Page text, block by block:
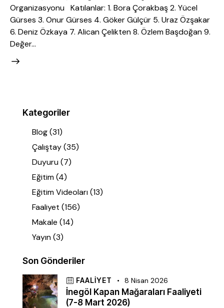
Organizasyonu Katılanlar: 1. Bora Çorakbaş 2. Yücel
Gürses 3. Onur Gürses 4. Göker Gülçür 5. Uraz Özşakar
6. Deniz Özkaya 7. Alican Çelikten 8. Özlem Başdoğan 9.
Değer…
Kategoriler
Blog(31)
Çalıştay(35)
Duyuru(7)
Eğitim(4)
Eğitim Videoları(13)
Faaliyet (156)
Makale (14)
Yayın(3)
Son Gönderiler
FAALIYET 8 Nisan 2026
İnegöl Kapan Mağaraları Faaliyeti
(7-8 Mart 2026)